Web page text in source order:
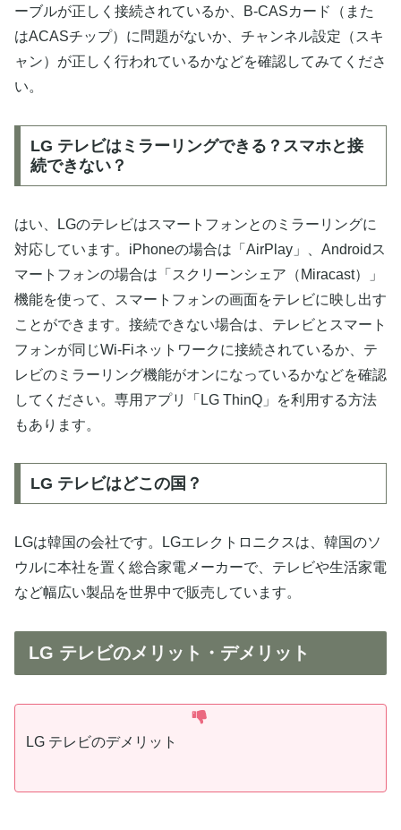
ーブルが正しく接続されているか、B-CASカード（また
はACASチップ）に問題がないか、チャンネル設定（スキ
ャン）が正しく行われているかなどを確認してみてくださ
い。
LG テレビはミラーリングできる？スマホと接
続できない？
はい、LGのテレビはスマートフォンとのミラーリングに
対応しています。iPhoneの場合は「AirPlay」、Androidス
マートフォンの場合は「スクリーンシェア（Miracast）」
機能を使って、スマートフォンの画面をテレビに映し出す
ことができます。接続できない場合は、テレビとスマート
フォンが同じWi-Fiネットワークに接続されているか、テ
レビのミラーリング機能がオンになっているかなどを確認
してください。専用アプリ「LG ThinQ」を利用する方法
もあります。
LG テレビはどこの国？
LGは韓国の会社です。LGエレクトロニクスは、韓国のソ
ウルに本社を置く総合家電メーカーで、テレビや生活家電
など幅広い製品を世界中で販売しています。
LG テレビのメリット・デメリット
LG テレビのデメリット